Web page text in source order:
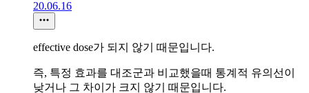
20.06.16
effective dose가 되지 않기 때문입니다.
즉, 특정 효과를 대조군과 비교했을때 통계적 유의선이
낮거나 그 차이가 크지 않기 때문입니다.